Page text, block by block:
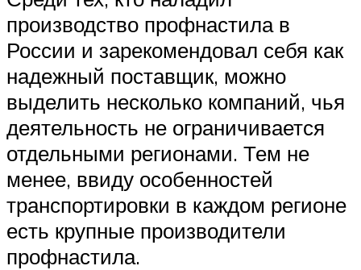
производство профнастила в
России и зарекомендовал себя как
надежный поставщик, можно
выделить несколько компаний, чья
деятельность не ограничивается
отдельными регионами. Тем не
менее, ввиду особенностей
транспортировки в каждом регионе
есть крупные производители
профнастила.